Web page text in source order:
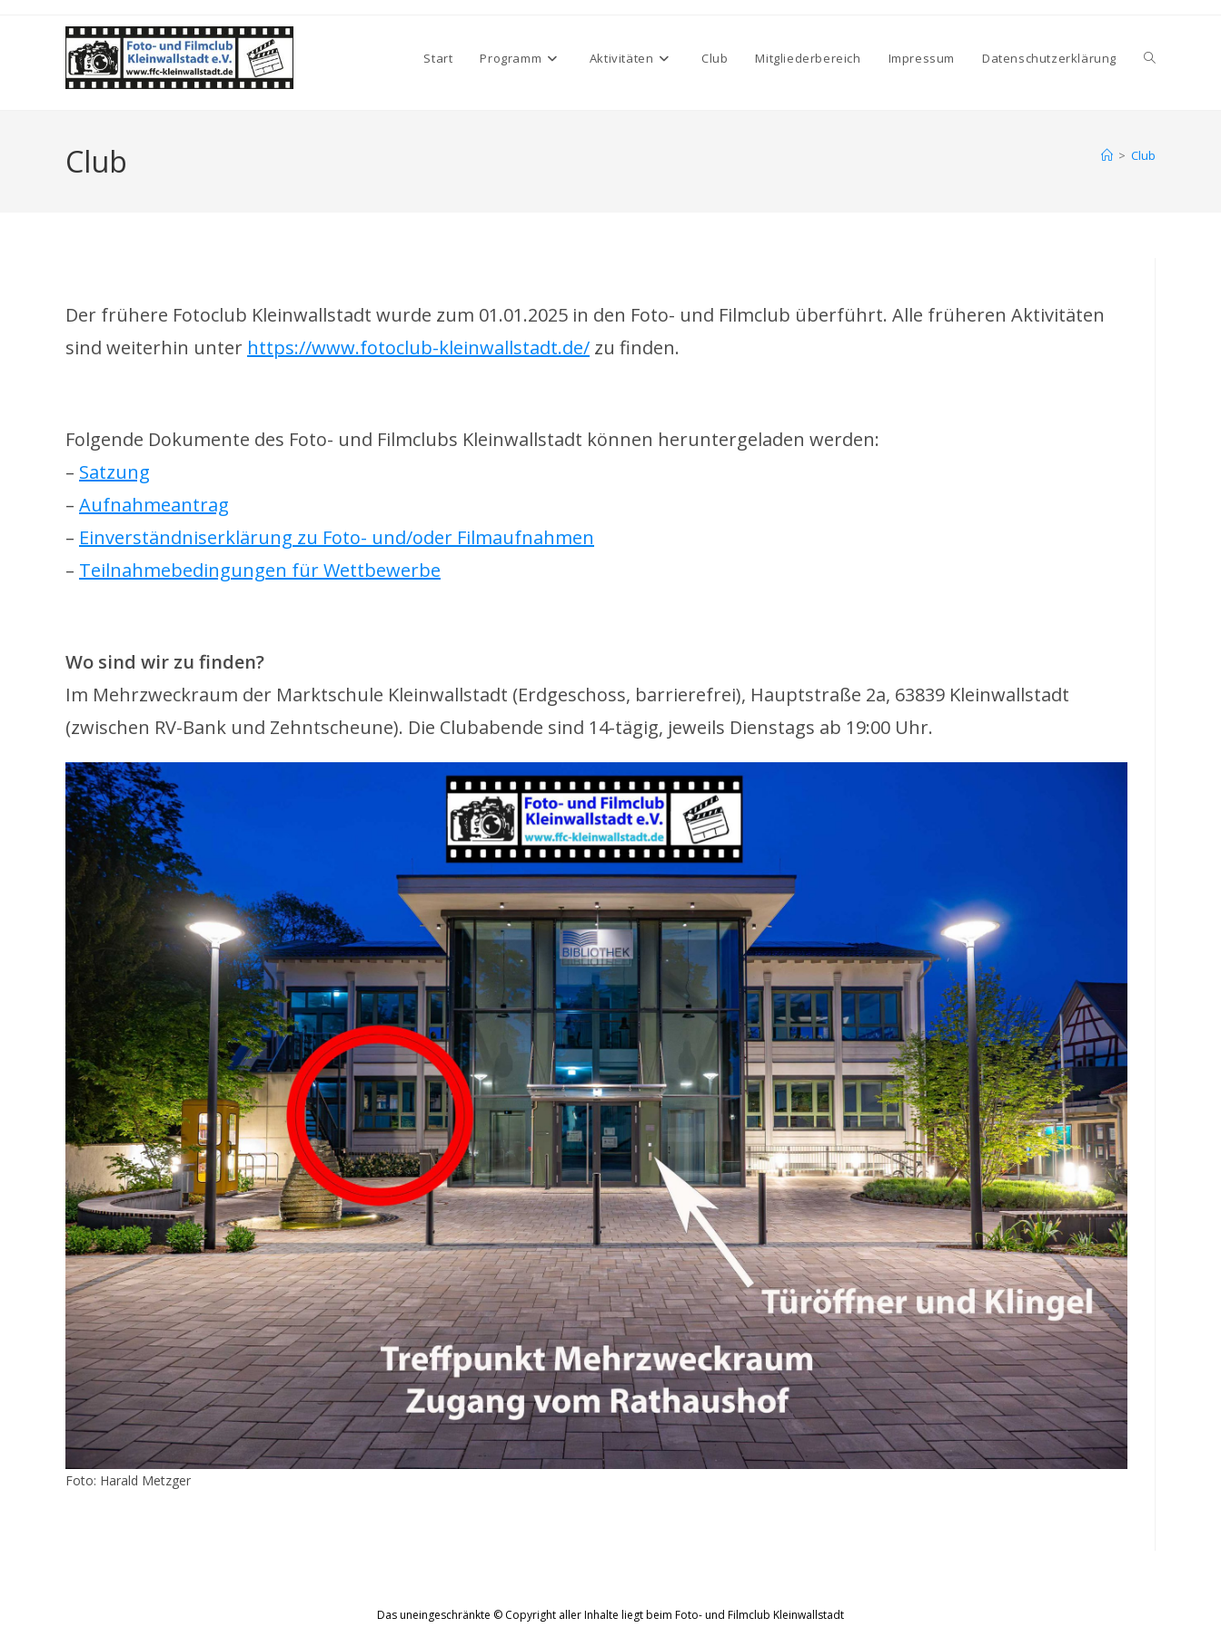
Start Programm Aktivitäten Club Mitgliederbereich Impressum Datenschutzerklärung Website-
Club > Club
Der frühere Fotoclub Kleinwallstadt wurde zum 01.01.2025 in den Foto- und Filmclub überführt. Alle früheren Aktivitäten
sind weiterhin unter https://www.fotoclub-kleinwallstadt.de/ zu finden.
Folgende Dokumente des Foto- und Filmclubs Kleinwallstadt können heruntergeladen werden:
– Satzung
– Aufnahmeantrag
– Einverständniserklärung zu Foto- und/oder Filmaufnahmen
– Teilnahmebedingungen für Wettbewerbe
Wo sind wir zu finden?
Im Mehrzweckraum der Marktschule Kleinwallstadt (Erdgeschoss, barrierefrei), Hauptstraße 2a, 63839 Kleinwallstadt
(zwischen RV-Bank und Zehntscheune). Die Clubabende sind 14-tägig, jeweils Dienstags ab 19:00 Uhr.
Foto: Harald Metzger
Das uneingeschränkte © Copyright aller Inhalte liegt beim Foto- und Filmclub Kleinwallstadt